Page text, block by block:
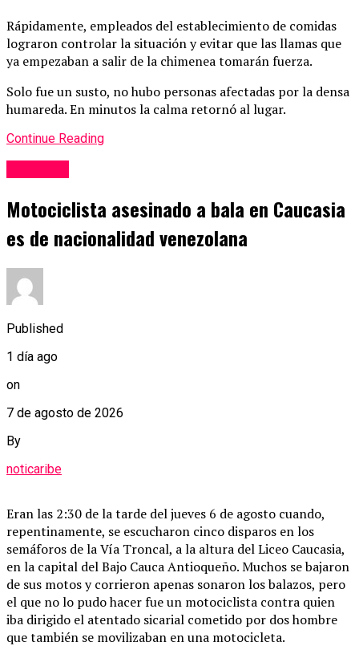
Rápidamente, empleados del establecimiento de comidas
lograron controlar la situación y evitar que las llamas que
ya empezaban a salir de la chimenea tomarán fuerza.
Solo fue un susto, no hubo personas afectadas por la densa
humareda. En minutos la calma retornó al lugar.
Continue Reading
Motociclista asesinado a bala en Caucasia
es de nacionalidad venezolana
Published
1 día ago
on
7 de agosto de 2026
By
noticaribe
Eran las 2:30 de la tarde del jueves 6 de agosto cuando,
repentinamente, se escucharon cinco disparos en los
semáforos de la Vía Troncal, a la altura del Liceo Caucasia,
en la capital del Bajo Cauca Antioqueño. Muchos se bajaron
de sus motos y corrieron apenas sonaron los balazos, pero
el que no lo pudo hacer fue un motociclista contra quien
iba dirigido el atentado sicarial cometido por dos hombre
que también se movilizaban en una motocicleta.